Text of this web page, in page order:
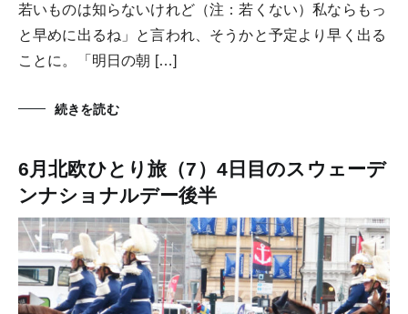
若いものは知らないけれど（注：若くない）私ならもっ
と早めに出るね」と言われ、そうかと予定より早く出る
ことに。「明日の朝 […]
続きを読む
6月北欧ひとり旅（7）4日目のスウェーデ
ンナショナルデー後半